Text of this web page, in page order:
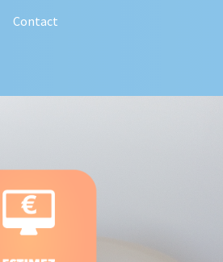
Contact